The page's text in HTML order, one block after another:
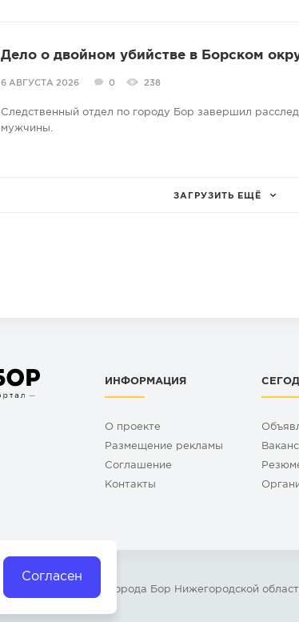
Дело о двойном убийстве в Борском
6 АВГУСТА 2026 0 238
Следственный отдел по городу Бор завершил
мужчины.
ЗАГРУЗИТЬ ЕЩЁ
ИНФОРМАЦИЯ
О проекте
Размещение рекламы
Cоглашение
Контакты
» – Главный портал города Бор Нижегородской
Согласен